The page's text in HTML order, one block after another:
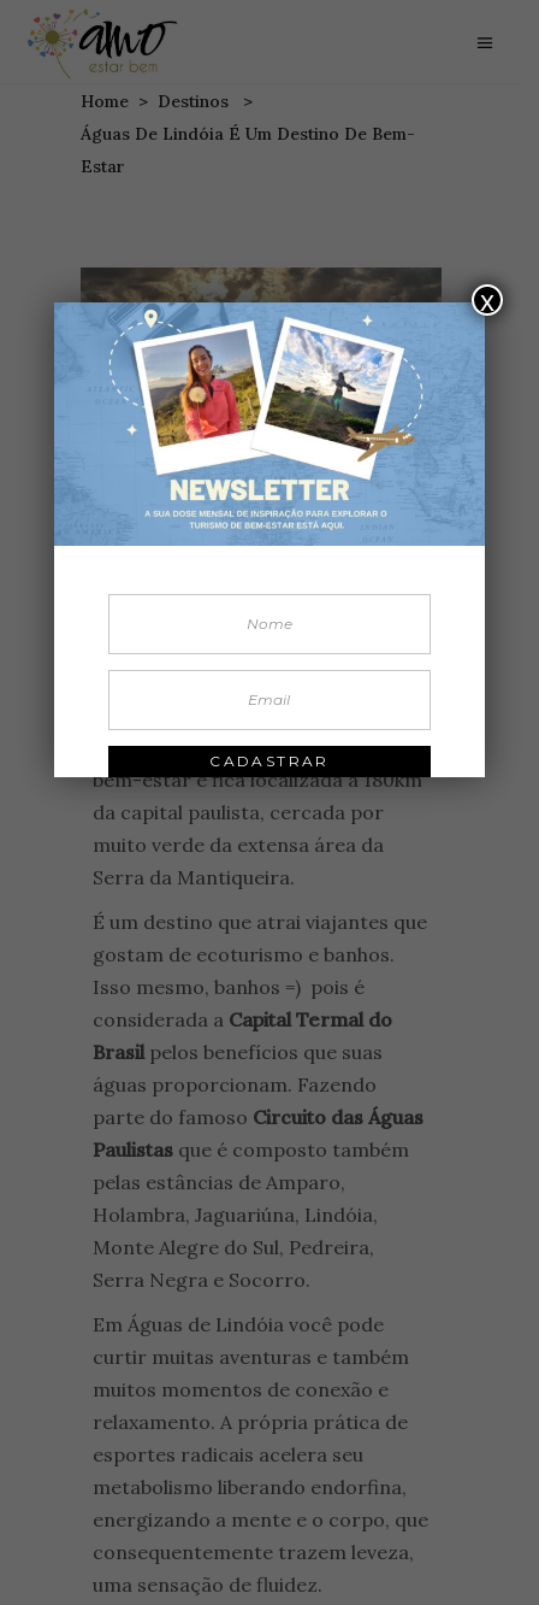
Home> Destinos
>
Águas De Lindóia É Um Destino De Bem-
Estar
ÁGUAS DE LINDÓIA É UM
DESTINO DE BEM-ESTAR
DESTINOS,TURISMO DE BEM-ESTAR
Águas de Lindóiaé um destino de
bem-estar e fica localizada a 180km
da capital paulista, cercada por
muito verde da extensa área da
Serra da Mantiqueira.
É um destino que atrai viajantes que
gostam de ecoturismo e banhos.
Isso mesmo, banhos =) pois é
considerada a Capital Termal do
Brasilpelos benefícios que suas
águas proporcionam. Fazendo
parte do famoso Circuito das Águas
Paulistasque é composto também
pelas estâncias de Amparo,
Holambra, Jaguariúna, Lindóia,
Monte Alegre do Sul, Pedreira,
Serra Negra e Socorro.
Em Águas de Lindóia você pode
curtir muitas aventuras e também
muitos momentos de conexão e
relaxamento. A própria prática de
esportes radicais acelera seu
metabolismo liberando endorfina,
energizando a mente e o corpo, que
consequentemente trazem leveza,
uma sensação de fluidez.
x